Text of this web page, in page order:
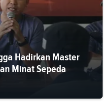
Hadirkan Master
Minat Sepeda